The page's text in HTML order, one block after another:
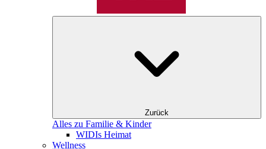
Zurück
Alles zu Familie & Kinder
WIDIs Heimat
Wellness